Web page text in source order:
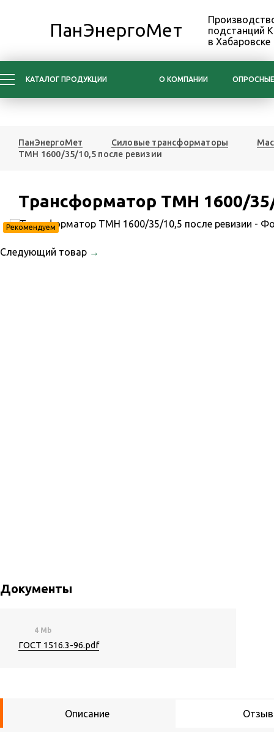
ПанЭнергоМет
подстанций
в Хабаровске
КАТАЛОГ ПРОДУКЦИИ О КОМПАНИИ
ПанЭнергоМет Силовые трансформаторы
ТМН 1600/35/10,5 после ревизии
Трансформатор ТМН 1600/
Рекомендуем
Следующий товар →
Документы
4 Mb
ГОСТ 1516.3-96.pdf
Описание